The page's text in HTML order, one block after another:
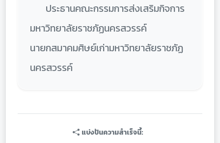
ประธานคณะกรรมการส่งเสริมกิจการ
มหาวิทยาลัยราชภัฏนครสวรรค์
นายกสมาคมศิษย์เก่ามหาวิทยาลัยราชภัฏ
นครสวรรค์
แบ่งปันความสำเร็จนี้: